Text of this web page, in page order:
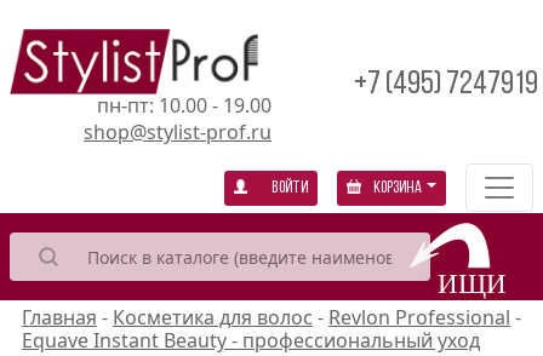
пн-пт: 10.00 - 19.00
shop@stylist-prof.ru
+7 (495) 7247919
Войти Корзина
Главная - Косметика для волос - Revlon Professional -
Equave Instant Beauty - профессиональный уход